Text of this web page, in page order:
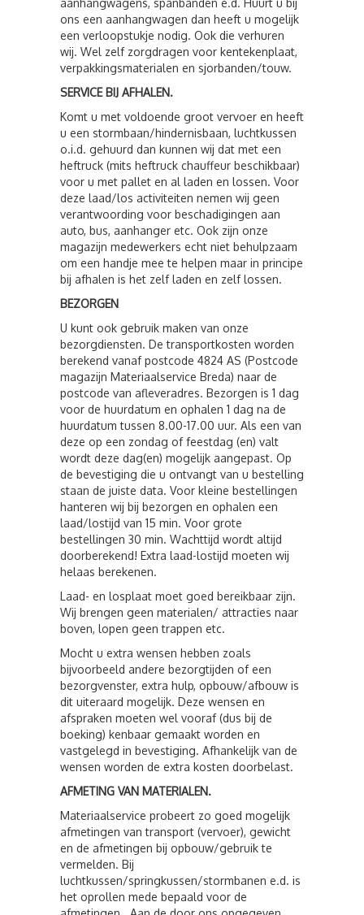
aanhangwagens, spanbanden e.d. Huurt u bij
ons een aanhangwagen dan heeft u mogelijk
een verloopstukje nodig. Ook die verhuren
wij. Wel zelf zorgdragen voor kentekenplaat,
verpakkingsmaterialen en sjorbanden/touw.
SERVICE BIJ AFHALEN.
Komt u met voldoende groot vervoer en heeft
u een stormbaan/hindernisbaan, luchtkussen
o.i.d. gehuurd dan kunnen wij dat met een
heftruck (mits heftruck chauffeur beschikbaar)
voor u met pallet en al laden en lossen. Voor
deze laad/los activiteiten nemen wij geen
verantwoording voor beschadigingen aan
auto, bus, aanhanger etc. Ook zijn onze
magazijn medewerkers echt niet behulpzaam
om een handje mee te helpen maar in principe
bij afhalen is het zelf laden en zelf lossen.
BEZORGEN
U kunt ook gebruik maken van onze
bezorgdiensten. De transportkosten worden
berekend vanaf postcode 4824 AS (Postcode
magazijn Materiaalservice Breda) naar de
postcode van afleveradres. Bezorgen is 1 dag
voor de huurdatum en ophalen 1 dag na de
huurdatum tussen 8.00-17.00 uur. Als een van
deze op een zondag of feestdag (en) valt
wordt deze dag(en) mogelijk aangepast. Op
de bevestiging die u ontvangt van u bestelling
staan de juiste data. Voor kleine bestellingen
hanteren wij bij bezorgen en ophalen een
laad/lostijd van 15 min. Voor grote
bestellingen 30 min. Wachttijd wordt altijd
doorberekend! Extra laad-lostijd moeten wij
helaas berekenen.
Laad- en losplaat moet goed bereikbaar zijn.
Wij brengen geen materialen/ attracties naar
boven, lopen geen trappen etc.
Mocht u extra wensen hebben zoals
bijvoorbeeld andere bezorgtijden of een
bezorgvenster, extra hulp, opbouw/afbouw is
dit uiteraard mogelijk. Deze wensen en
afspraken moeten wel vooraf (dus bij de
boeking) kenbaar gemaakt worden en
vastgelegd in bevestiging. Afhankelijk van de
wensen worden de extra kosten doorbelast.
AFMETING VAN MATERIALEN.
Materiaalservice probeert zo goed mogelijk
afmetingen van transport (vervoer), gewicht
en de afmetingen bij opbouw/gebruik te
vermelden. Bij
luchtkussen/springkussen/stormbanen e.d. is
het oprollen mede bepaald voor de